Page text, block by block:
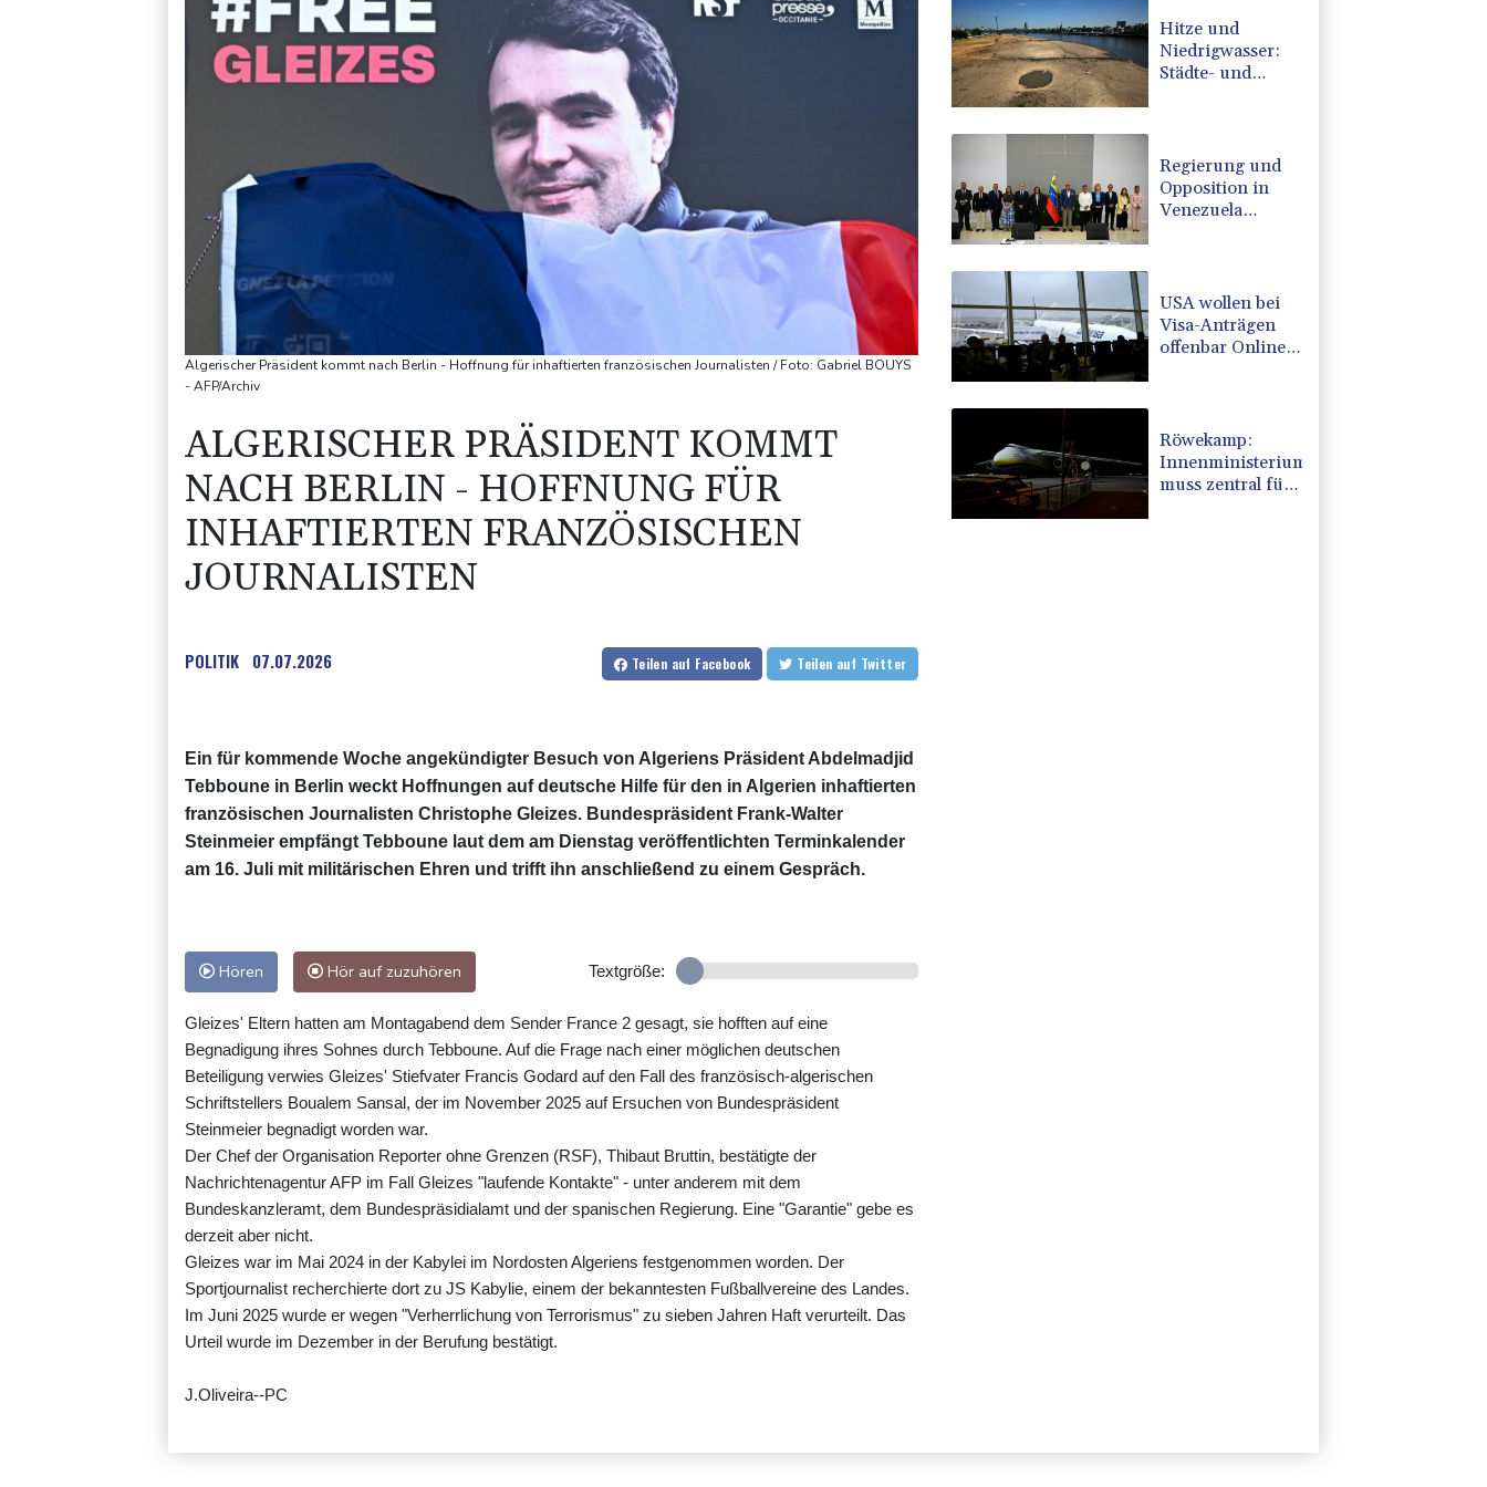
Algerischer Präsident kommt nach Berlin - Hoffnung für inhaftierten französischen Journalisten / Foto: Gabriel BOUYS
- AFP/Archiv
ALGERISCHER PRÄSIDENT KOMMT
NACH BERLIN - HOFFNUNG FÜR
INHAFTIERTEN FRANZÖSISCHEN
JOURNALISTEN
POLITIK 07.07.2026 Teilen auf Facebook Teilen auf Twitter
Ein für kommende Woche angekündigter Besuch von Algeriens Präsident Abdelmadjid
Tebboune in Berlin weckt Hoffnungen auf deutsche Hilfe für den in Algerien inhaftierten
französischen Journalisten Christophe Gleizes. Bundespräsident Frank-Walter
Steinmeier empfängt Tebboune laut dem am Dienstag veröffentlichten Terminkalender
am 16. Juli mit militärischen Ehren und trifft ihn anschließend zu einem Gespräch.
Hören Hör auf zuzuhören Textgröße:
Gleizes' Eltern hatten am Montagabend dem Sender France 2 gesagt, sie hofften auf eine
Begnadigung ihres Sohnes durch Tebboune. Auf die Frage nach einer möglichen deutschen
Beteiligung verwies Gleizes' Stiefvater Francis Godard auf den Fall des französisch-algerischen
Schriftstellers Boualem Sansal, der im November 2025 auf Ersuchen von Bundespräsident
Steinmeier begnadigt worden war.
Der Chef der Organisation Reporter ohne Grenzen (RSF), Thibaut Bruttin, bestätigte der
Nachrichtenagentur AFP im Fall Gleizes "laufende Kontakte" - unter anderem mit dem
Bundeskanzleramt, dem Bundespräsidialamt und der spanischen Regierung. Eine "Garantie" gebe es
derzeit aber nicht.
Gleizes war im Mai 2024 in der Kabylei im Nordosten Algeriens festgenommen worden. Der
Sportjournalist recherchierte dort zu JS Kabylie, einem der bekanntesten Fußballvereine des Landes.
Im Juni 2025 wurde er wegen "Verherrlichung von Terrorismus" zu sieben Jahren Haft verurteilt. Das
Urteil wurde im Dezember in der Berufung bestätigt.
J.Oliveira--PC
Hitze und
Niedrigwasser:
Städte- und
Kraftakt"
Regierung und
Opposition in
Venezuela
USA wollen bei
Visa-Anträgen
offenbar Online-
Röwekamp:
Innenministerium
muss zentral für